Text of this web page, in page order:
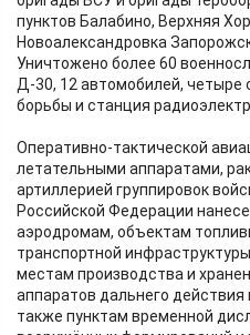
пунктов Балабино, Верхняя
Новоалександровка
Уничтожено более 60
Д-30, 12 автомобилей, четыре
борьбы и станция
Оперативно-тактической
летательными аппаратами,
артиллерией группировок
Российской Федерации
аэродромам, объектам
транспортной
местам производства и
аппаратов дальнего
также пунктам временной